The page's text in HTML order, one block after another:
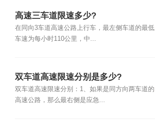
高速三车道限速多少?
在同向3车道高速公路上行车，最左侧车道的最低
车速为每小时110公里，中...
双车道高速限速分别是多少?
双车道高速限速分别：1、如果是同方向两车道的
高速公路，那么最右侧是应急...